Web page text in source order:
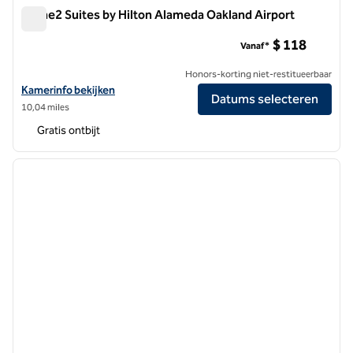
Home2 Suites by Hilton Alameda Oakland Airport
Bekijk hoteldetails voor Home2 Suites by Hilton Alameda Oakland
Kamerinfo bekijken
10,04 miles
Vanaf* $ 118
Honors-korting niet-restitueerbaar
Datums selecteren
Gratis ontbijt
1 van 12